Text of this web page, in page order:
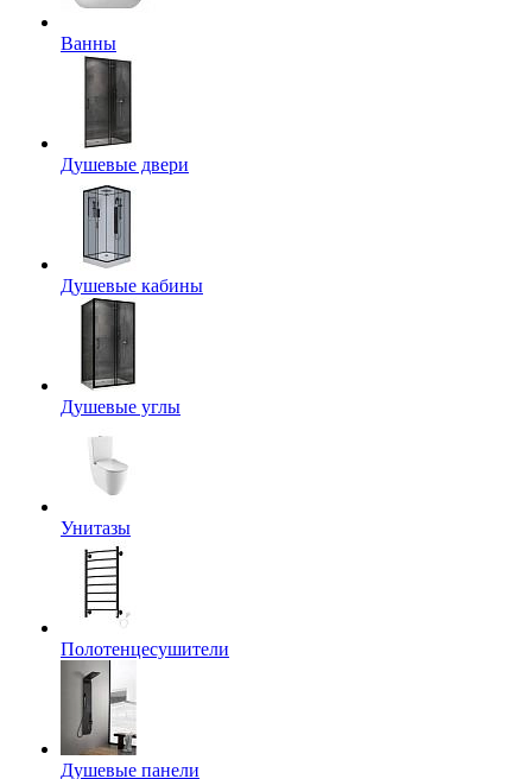
Ванны
Душевые двери
Душевые кабины
Душевые углы
Унитазы
Полотенцесушители
Душевые панели